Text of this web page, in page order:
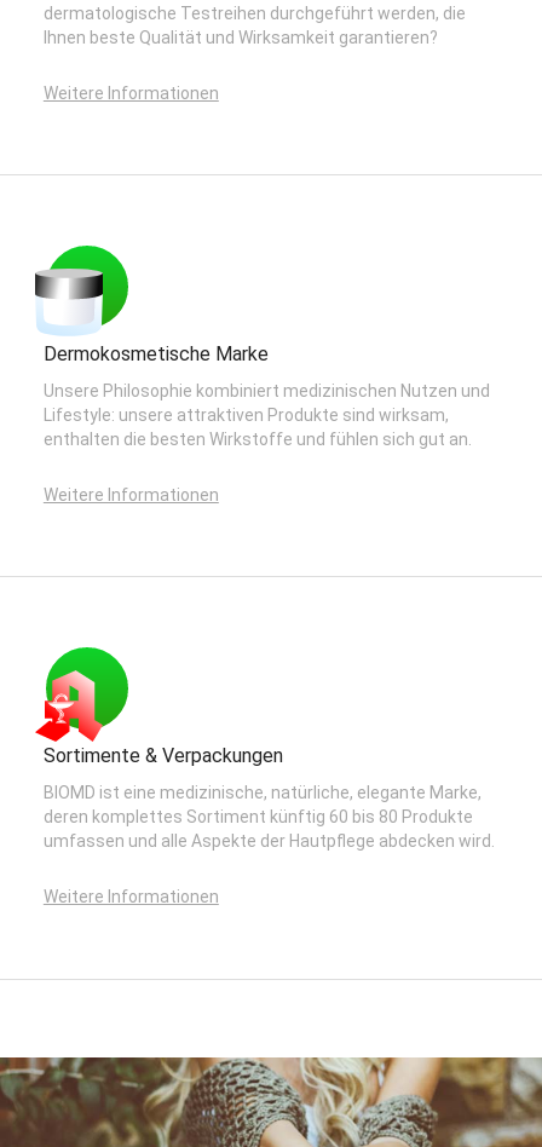
dermatologische Testreihen durchgeführt werden, die
Ihnen beste Qualität und Wirksamkeit garantieren?
Weitere Informationen
Dermokosmetische Marke
Unsere Philosophie kombiniert medizinischen Nutzen und
Lifestyle: unsere attraktiven Produkte sind wirksam,
enthalten die besten Wirkstoffe und fühlen sich gut an.
Weitere Informationen
Sortimente & Verpackungen
BIOMD ist eine medizinische, natürliche, elegante Marke,
deren komplettes Sortiment künftig 60 bis 80 Produkte
umfassen und alle Aspekte der Hautpflege abdecken wird.
Weitere Informationen